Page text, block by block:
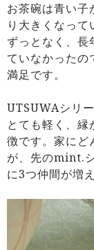
お茶碗は青い子
り大きくなっ
ずっとなく、長
ていなかったの
満足です。
UTSUWAシリ
とても軽く、
徴です。家にど
が、先のmint.
に3つ仲間が増